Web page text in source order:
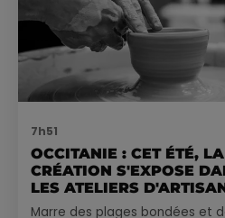
7h51
OCCITANIE : CET ÉTÉ, LA
CRÉATION S'EXPOSE
LES ATELIERS
Marre des plages bondées et